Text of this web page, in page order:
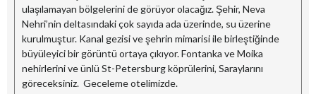
ulaşılamayan bölgelerini de görüyor olacağız. Şehir, Neva
Nehri’nin deltasındaki çok sayıda ada üzerinde, su üzerine
kurulmuştur. Kanal gezisi ve şehrin mimarisi ile birleştiğinde
büyüleyici bir görüntü ortaya çıkıyor. Fontanka ve Moika
nehirlerini ve ünlü St-Petersburg köprülerini, Saraylarını
göreceksiniz. Geceleme otelimizde.